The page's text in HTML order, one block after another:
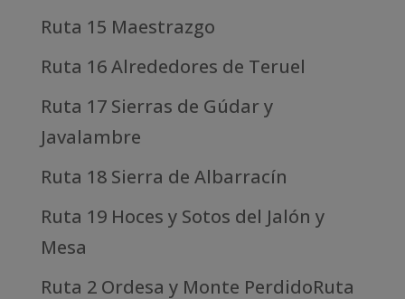
Ruta 15 Maestrazgo
Ruta 16 Alrededores de Teruel
Ruta 17 Sierras de Gúdar y
Javalambre
Ruta 18 Sierra de Albarracín
Ruta 19 Hoces y Sotos del Jalón y
Mesa
Ruta 2 Ordesa y Monte PerdidoRuta